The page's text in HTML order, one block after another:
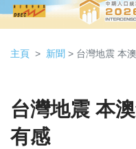
主頁 新聞 > 台灣地震 本
台灣地震 本
有感